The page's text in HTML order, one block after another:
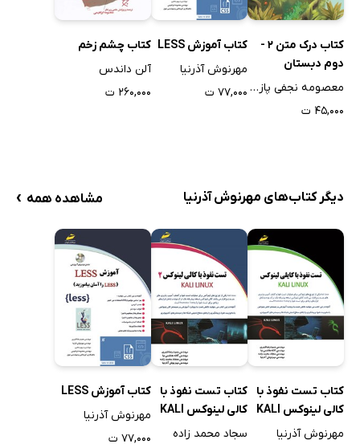
کتاب درک متن 2 -
دوم دبستان
معصومه نجفی پازوکی
۴۵,۰۰۰ ت
کتاب آموزش LESS
مهرنوش آذرنیا
۷۷,۰۰۰ ت
کتاب چشم زخم
آلن داندس
۲۶۰,۰۰۰ ت
دیگر کتاب‌های مهرنوش آذرنیا مشاهده همه ›
کتاب تست نفوذ با
کالی لینوکس KALI
LINUX - جلد 1
مهرنوش آذرنیا
کتاب تست نفوذ با
کالی لینوکس KALI
LINUX - جلد 2
سجاد محمد زاده
کتاب آموزش LESS
مهرنوش آذرنیا
۷۷,۰۰۰ ت